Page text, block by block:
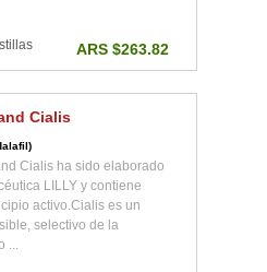
ARS $263.82
Cialis
Cialis ha sido elaborado
LILLY y contiene
activo.Cialis es un
selectivo de la
...